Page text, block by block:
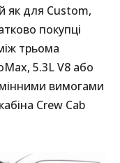
як для Custom,
покупці
трьома
5.3L V8 або
вимогами
Crew Cab